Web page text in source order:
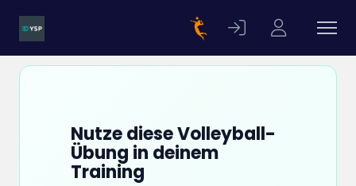
Nutze diese Volleyball-
Übung in deinem
Training